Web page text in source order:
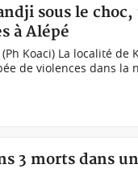
sous le
à Alépé
Koaci) La localité
de violences dans
3 morts dans